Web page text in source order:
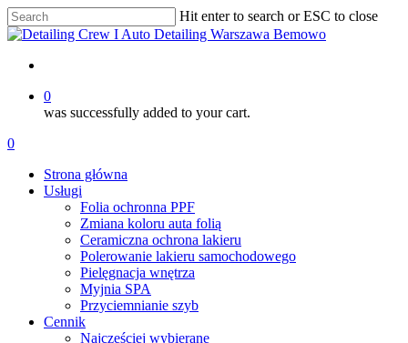
Skip
to
content
Hit enter to search or ESC to close
Close
0
was successfully added to your cart.
Menu
account
0
Strona główna
Usługi
Folia ochronna PPF
Zmiana koloru auta folią
Ceramiczna ochrona lakieru
Polerowanie lakieru samochodowego
Pielęgnacja wnętrza
Myjnia SPA
Przyciemnianie szyb
Cennik
Najczęściej wybierane